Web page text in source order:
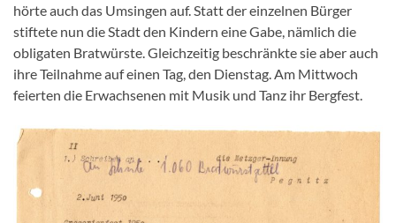
hörte auch das Umsingen auf. Statt der einzelnen Bürger
stiftete nun die Stadt den Kindern eine Gabe, nämlich die
obligaten Bratwürste. Gleichzeitig beschränkte sie aber auch
ihre Teilnahme auf einen Tag, den Dienstag. Am Mittwoch
feierten die Erwachsenen mit Musik und Tanz ihr Bergfest.